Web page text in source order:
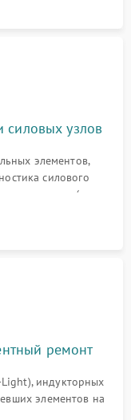
силовых узлов
элементов,
силового
(для
(для газовых
ремонт
индукторных
элементов на